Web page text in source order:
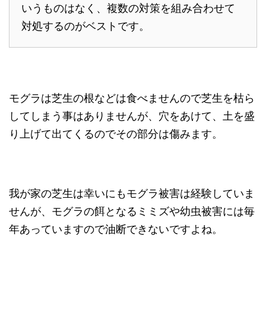
いうものはなく、複数の対策を組み合わせて
対処するのがベストです。
モグラは芝生の根などは食べませんので芝生を枯ら
してしまう事はありませんが、穴をあけて、土を盛
り上げて出てくるのでその部分は傷みます。
我が家の芝生は幸いにもモグラ被害は経験していま
せんが、モグラの餌となるミミズや幼虫被害には毎
年あっていますので油断できないですよね。